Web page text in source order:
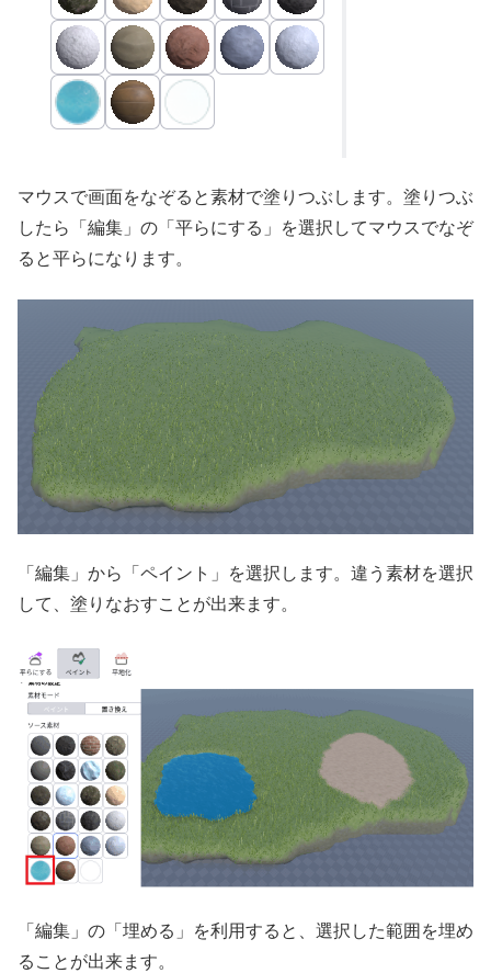
マウスで画面をなぞると素材で塗りつぶします。塗りつぶ
したら「編集」の「平らにする」を選択してマウスでなぞ
ると平らになります。
「編集」から「ペイント」を選択します。違う素材を選択
して、塗りなおすことが出来ます。
「編集」の「埋める」を利用すると、選択した範囲を埋め
ることが出来ます。